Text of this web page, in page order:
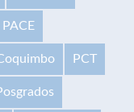
PACE
PCT